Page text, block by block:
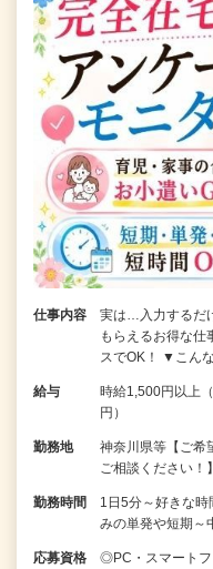
仕事内容
実は…入力するだ
もらえるお得な仕
スでOK！ ▼こん
給与
時給1,500円以上
円）
勤務地
神奈川県等【ご
ご相談ください！】
勤務時間
1日5分～好きな
みの単発や短期
応募資格
◎PC・スマート